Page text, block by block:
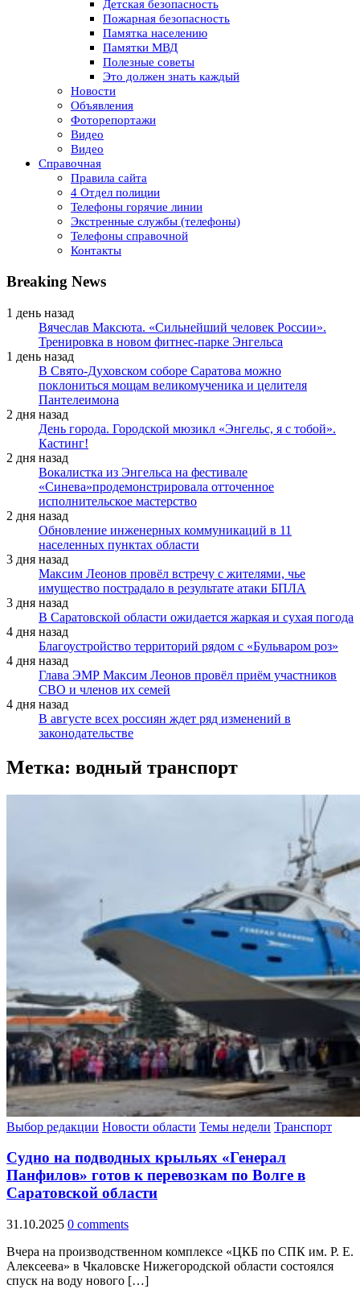
Детская безопасность
Пожарная безопасность
Памятка населению
Памятки МВД
Полезные советы
Это должен знать каждый
Новости
Объявления
Фоторепортажи
Видео
Видео
Справочная
Правила сайта
4 Отдел полиции
Телефоны горячие линии
Экстренные службы (телефоны)
Телефоны справочной
Контакты
Breaking News
1 день назад
Вячеслав Максюта. «Сильнейший человек России».
Тренировка в новом фитнес-парке Энгельса
1 день назад
В Свято-Духовском соборе Саратова можно
поклониться мощам великомученика и целителя
Пантелеимона
2 дня назад
День города. Городской мюзикл «Энгельс, я с тобой».
Кастинг!
2 дня назад
Вокалистка из Энгельса на фестивале
«Синева»продемонстрировала отточенное
исполнительское мастерство
2 дня назад
Обновление инженерных коммуникаций в 11
населенных пунктах области
3 дня назад
Максим Леонов провёл встречу с жителями, чье
имущество пострадало в результате атаки БПЛА
3 дня назад
В Саратовской области ожидается жаркая и сухая погода
4 дня назад
Благоустройство территорий рядом с «Бульваром роз»
4 дня назад
Глава ЭМР Максим Леонов провёл приём участников
СВО и членов их семей
4 дня назад
В августе всех россиян ждет ряд изменений в
законодательстве
Метка: водный транспорт
Выбор редакции Новости области Темы недели Транспорт
Судно на подводных крыльях «Генерал
Панфилов» готов к перевозкам по Волге в
Саратовской области
31.10.2025 0 comments
Вчера на производственном комплексе «ЦКБ по СПК им. Р. Е.
Алексеева» в Чкаловске Нижегородской области состоялся
спуск на воду нового […]